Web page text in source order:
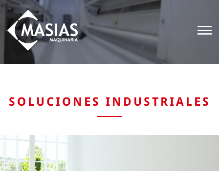
SOLUCIONES INDUSTRIALES